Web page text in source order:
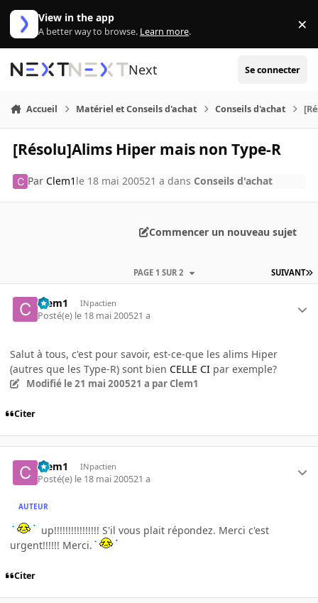
Aller au contenu
View in the app
A better way to browse. Learn more. ×
Next Se connecter
Accueil Matériel et Conseils d'achat Conseils d'achat
[Résolu]Alims Hiper mais non Type-R
ParClem1 le 18 mai 200521 a dans Conseils d'achat
Commencer un nouveau sujet
SUIVANT
PAGE 1 SUR 2
Clem1 INpactien
Posté(e) le 18 mai 200521 a
Salut à tous, c'est pour savoir, est-ce-que les alims Hiper
(autres que les Type-R) sont bien CELLE CI par exemple?
Modifié le 21 mai 200521 a par Clem1
Citer
Clem1 INpactien
Posté(e) le 18 mai 200521 a
AUTEUR
up!!!!!!!!!!!!!!!! S'il vous plait répondez. Merci c'est
urgent!!!!!! Merci.
Citer